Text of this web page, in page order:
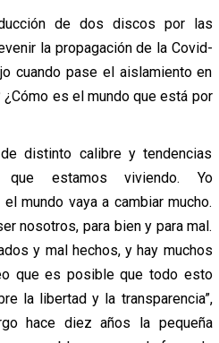
de dos discos por las
la propagación de la Covid-
cuando pase el aislamiento en
¿Cómo es el mundo que está por
distinto calibre y tendencias
que estamos viviendo. Yo
mundo vaya a cambiar mucho.
nosotros, para bien y para mal.
y mal hechos, y hay muchos
que es posible que todo esto
la libertad y la transparencia”,
hace diez años la pequeña